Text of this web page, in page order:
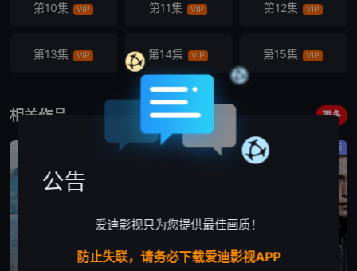
第10集 VIP 第11集 VIP 第12集 VIP
第13集 VIP 第14集 VIP 第15集 VIP
相关作品 更多
剧情 剧情
公告
爱迪影视只为您提供最佳画质！
防止失联，请务必下载爱迪影视APP